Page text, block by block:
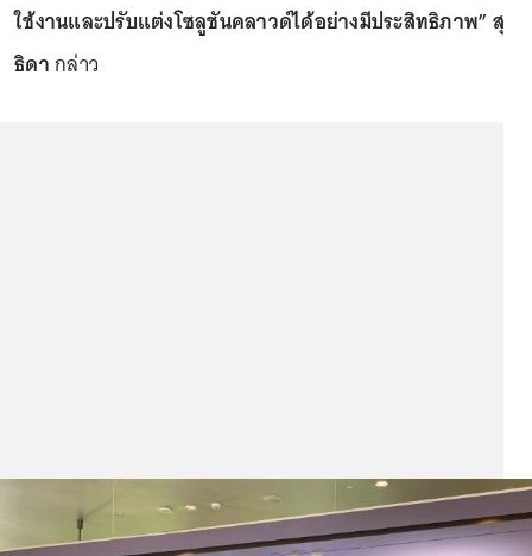
ใช้งานและปรับแต่งโซลูชันคลาวด์ได้อย่างมีประสิทธิภาพ” สุ
ธิดากล่าว